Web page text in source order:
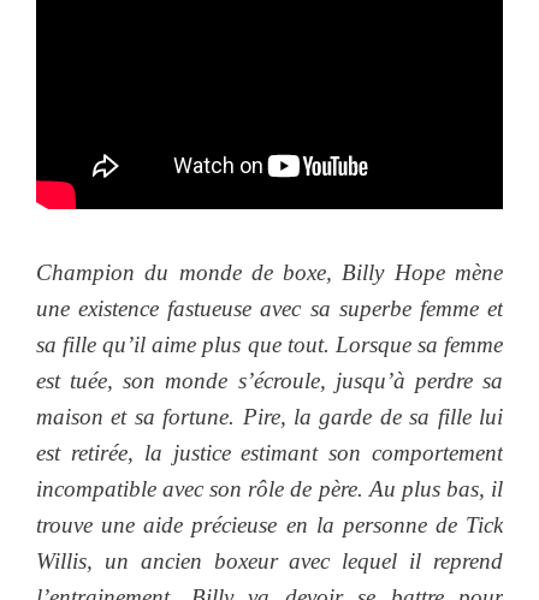
Champion du monde de boxe, Billy Hope mène
une existence fastueuse avec sa superbe femme et
sa fille qu’il aime plus que tout. Lorsque sa femme
est tuée, son monde s’écroule, jusqu’à perdre sa
maison et sa fortune. Pire, la garde de sa fille lui
est retirée, la justice estimant son comportement
incompatible avec son rôle de père. Au plus bas, il
trouve une aide précieuse en la personne de Tick
Willis, un ancien boxeur avec lequel il reprend